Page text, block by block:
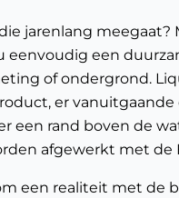
jarenlang meegaat?
eenvoudig een
of ondergrond.
er
een rand boven de
afgewerkt met de
een realiteit met de